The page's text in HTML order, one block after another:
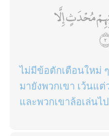
مُحْدَثٍ إِلَّا
ไม่มีข้อตักเตือนใหม่
มายังพวกเขา เว้นแ
และพวกเขาล้อเล่นไ